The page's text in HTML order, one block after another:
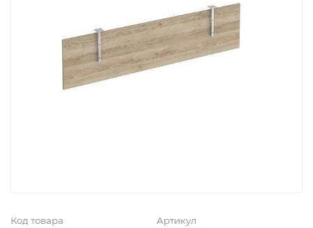
Код товара Артикул